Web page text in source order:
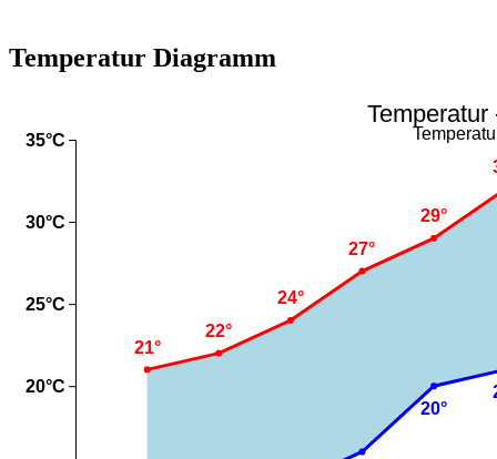
Temperatur Diagramm